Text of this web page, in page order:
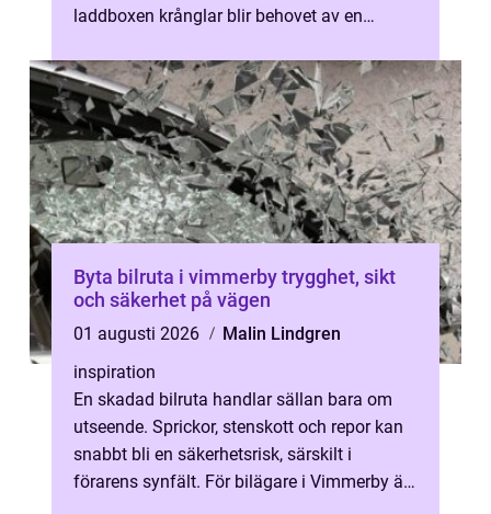
laddboxen krånglar blir behovet av en
Byta bilruta i vimmerby trygghet, sikt
och säkerhet på vägen
01 augusti 2026
Malin Lindgren
inspiration
En skadad bilruta handlar sällan bara om
utseende. Sprickor, stenskott och repor kan
snabbt bli en säkerhetsrisk, särskilt i
förarens synfält. För bilägare i Vimmerby är